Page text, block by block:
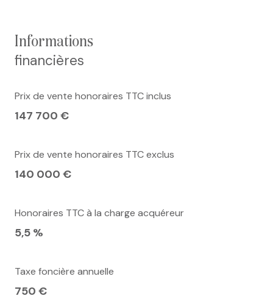
informations
financières
Prix de vente honoraires TTC inclus
147 700 €
Prix de vente honoraires TTC exclus
140 000 €
Honoraires TTC à la charge acquéreur
5,5 %
Taxe foncière annuelle
750 €